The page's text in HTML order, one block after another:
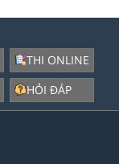
THI ONLINE
HỎI ĐÁP